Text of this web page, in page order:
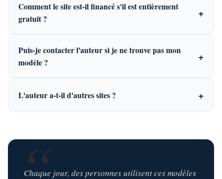
Comment le site est-il financé s'il est entièrement
gratuit ?
+
Puis-je contacter l'auteur si je ne trouve pas mon
modèle ?
+
L'auteur a-t-il d'autres sites ? +
Chaque jour, des personnes utilisent ces modèles